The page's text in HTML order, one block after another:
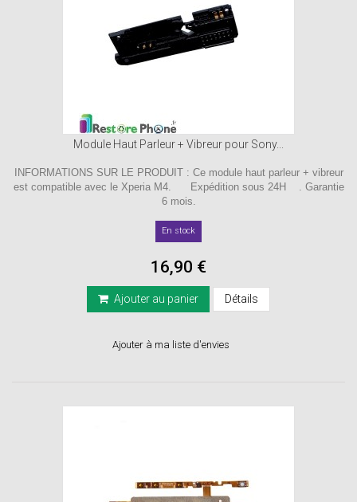
Module Haut Parleur + Vibreur pour Sony...
INFORMATIONS SUR LE PRODUIT : Ce module haut parleur + vibreur
est compatible avec le Xperia M4. Expédition sous 24H . Garantie
6 mois.
En stock
16,90 €
Ajouter au panier Détails
Ajouter à ma liste d'envies